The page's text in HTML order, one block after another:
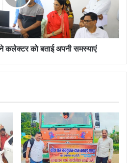
को बताई अपनी समस्याएं